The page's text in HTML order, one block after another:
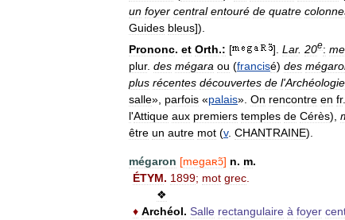
un foyer central entouré de quatre
Guides bleus]).
Prononc. et Orth.: [ ]. Lar. 20e:
plur. des mégara ou (francisé) des
plus récentes découvertes de l'Archéologie
salle», parfois «palais». On rencontre en fr.
l'Attique aux premiers temples de Cérès),
être un autre mot (v. CHANTRAINE).
mégaron [megaʀɔ̃] n. m.
ÉTYM. 1899; mot grec
❖
♦ Archéol. Salle rectangulaire à foyer